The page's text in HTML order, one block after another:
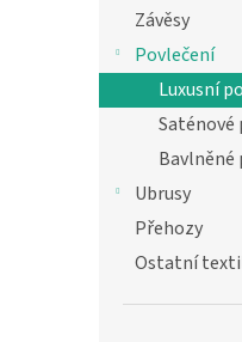
l
Závěsy
Povlečení
Luxusní
Saténové
Bavlněné
Ubrusy
Přehozy
Ostatní